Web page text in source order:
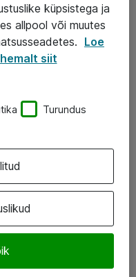
küpsistega ja
allpool või muutes
Loe
siit
Turundus